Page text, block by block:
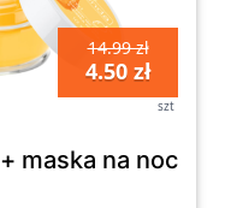
14.99 zł
4.50 zł
szt
maska na noc